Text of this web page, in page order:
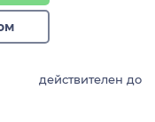
действителен до